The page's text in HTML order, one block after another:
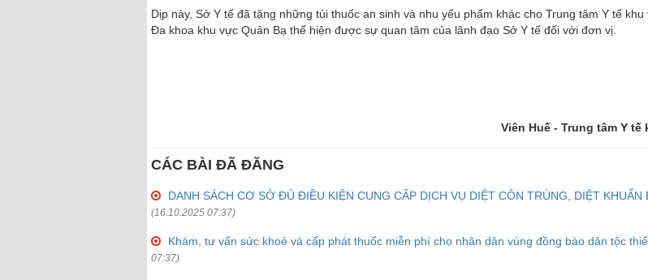
Dịp này, Sở Y tế đã tặng những túi thuốc an sinh và nhu yếu phẩm khác cho Trung tâm Y tế khu
Đa khoa khu vực Quản Bạ thể hiện được sự quan tâm của lãnh đạo Sở Y tế đối với đơn vị.
Viên Huế - Trung tâm Y tế
CÁC BÀI ĐÃ ĐĂNG
DANH SÁCH CƠ SỞ ĐỦ ĐIỀU KIỆN CUNG CẤP DỊCH VỤ DIỆT CÔN TRÙNG, DIỆT KHUẨN
(16.10.2025 07:37)
Khám, tư vấn sức khoẻ và cấp phát thuốc miễn phí cho nhân dân vùng đồng bào dân tộc
07:37)